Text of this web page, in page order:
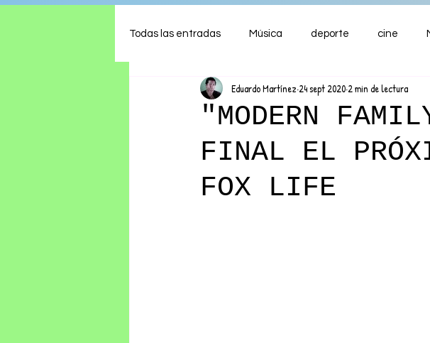
Todas las entradas Música deporte cine
Shows Comida ENTRETENIMIENTO
Hogar Finanzas
"MODERN
FINAL EL
FOX LIFE
Eduardo Martínez 24 sept 2020 2 min de lectura